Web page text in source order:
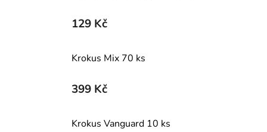
129 Kč
Krokus Mix 70 ks
399 Kč
Krokus Vanguard 10 ks